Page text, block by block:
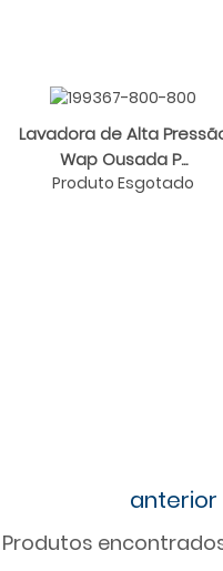
Lavadora de Alta
Wap Ousada P...
Produto Esgotado
anterior
Produtos